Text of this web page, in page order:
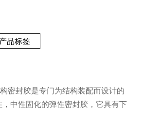
产品标签
密封胶是专门为结构装配而设计的
中性固化的弹性密封胶，它具有下